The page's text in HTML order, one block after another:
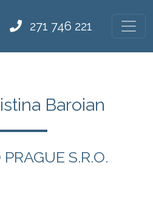
271 746 221
Baroian
S.R.O.